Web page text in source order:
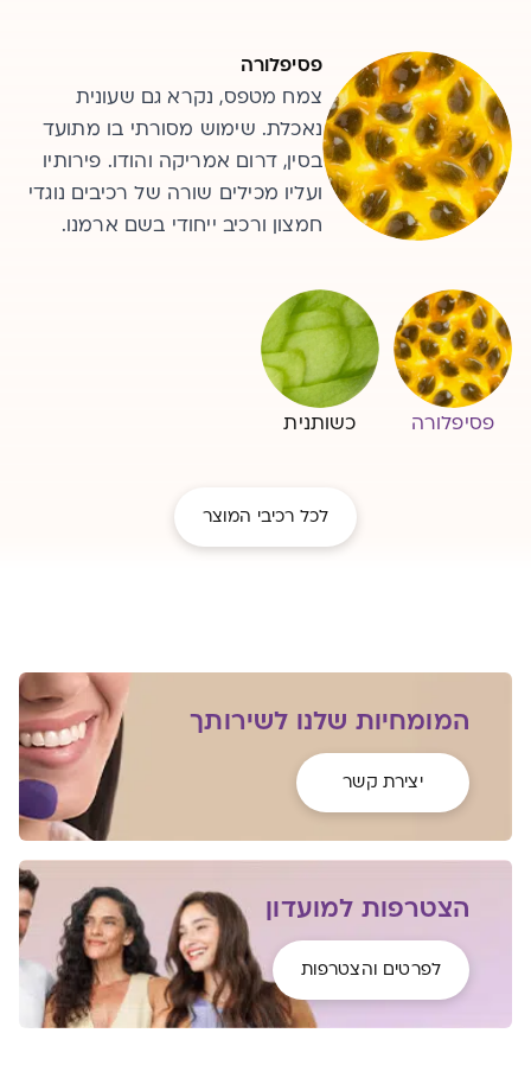
פסיפלורה
צמח מטפס, נקרא גם שעונית
נאכלת. שימוש מסורתי בו מתועד
בסין, דרום אמריקה והודו. פירותיו
ועליו מכילים שורה של רכיבים נוגדי
חמצון ורכיב ייחודי בשם ארמנו.
כשותנית
שיח מטפס רב-שנתי בשימוש
ברפואה המסורתית עוד מהתקופה
הפרהיסטורית. כיום משמש גם
בתעשיית הבירה. מכיל מאות
פיטוכימיקלים.
פסיפלורה כשותנית
לכל רכיבי המוצר
המומחיות שלנו לשירותך
יצירת קשר
הצטרפות למועדון
לפרטים והצטרפות